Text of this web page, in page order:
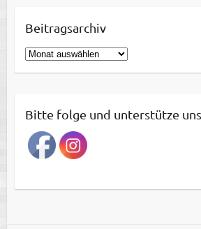
Beitragsarchiv
B
e
r
a
g
a
Bitte folge und unterstütze